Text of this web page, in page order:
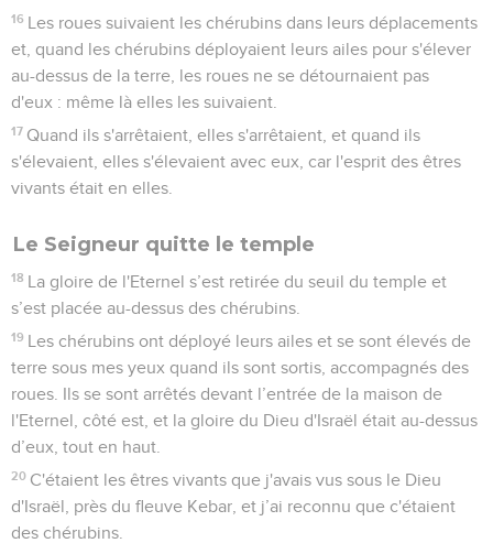
16 Les roues suivaient les chérubins dans leurs déplacements
et, quand les chérubins déployaient leurs ailes pour s'élever
au-dessus de la terre, les roues ne se détournaient pas
d'eux : même là elles les suivaient.
17 Quand ils s'arrêtaient, elles s'arrêtaient, et quand ils
s'élevaient, elles s'élevaient avec eux, car l'esprit des êtres
vivants était en elles.
Le Seigneur quitte le temple
18 La gloire de l'Eternel s’est retirée du seuil du temple et
s’est placée au-dessus des chérubins.
19 Les chérubins ont déployé leurs ailes et se sont élevés de
terre sous mes yeux quand ils sont sortis, accompagnés des
roues. Ils se sont arrêtés devant l’entrée de la maison de
l'Eternel, côté est, et la gloire du Dieu d'Israël était au-dessus
d’eux, tout en haut.
20 C'étaient les êtres vivants que j'avais vus sous le Dieu
d'Israël, près du fleuve Kebar, et j’ai reconnu que c'étaient
des chérubins.